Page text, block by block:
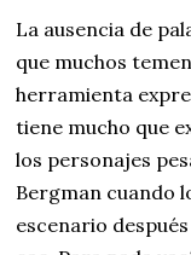
La ausencia de
que muchos
herramienta
tiene mucho que
los personajes
Bergman cuando
escenario